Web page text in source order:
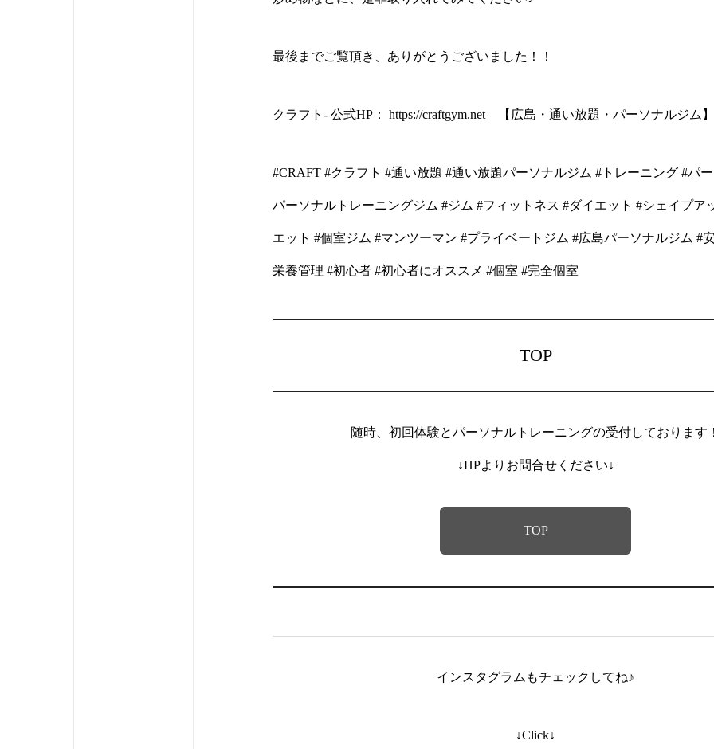
最後までご覧頂き、ありがとうございました！！
クラフト- 公式HP： https://craftgym.net 【広島・通い放題・パーソナルジム】
#CRAFT #クラフト #通い放題 #通い放題パーソナルジム #トレーニング #パ
パーソナルトレーニングジム #ジム #フィットネス #ダイエット #シェイプア
エット #個室ジム #マンツーマン #プライベートジム #広島パーソナルジム #
栄養管理 #初心者 #初心者にオススメ #個室 #完全個室
TOP
随時、初回体験とパーソナルトレーニングの受付しております
↓HPよりお問合せください↓
TOP
インスタグラムもチェックしてね♪
↓Click↓